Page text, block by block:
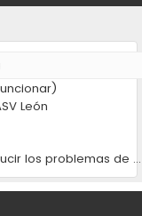
León
¿Los materiales modernos ayudan a reducir los problemas de desgaste en los coches?